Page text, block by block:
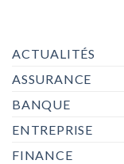
ACTUALITÉS
ASSURANCE
BANQUE
ENTREPRISE
FINANCE